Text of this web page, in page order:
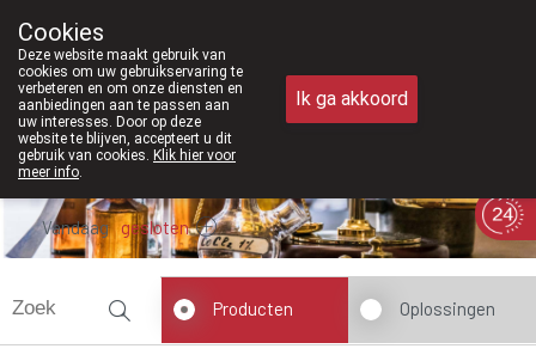
011/610300
Vandaag gesloten
Producten Oplossingen
Cookies
Deze website maakt gebruik van
cookies om uw gebruikservaring te
verbeteren en om onze diensten en
aanbiedingen aan te passen aan
uw interesses. Door op deze
website te blijven, accepteert u dit
gebruik van cookies. Klik hier voor
meer info.
Ik ga akkoord